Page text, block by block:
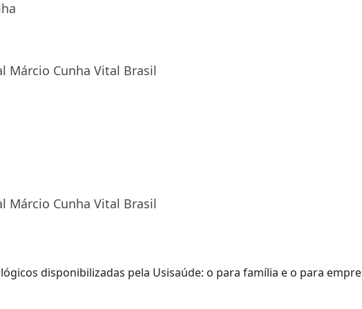
Márcio Cunha Vital Brasil
Márcio Cunha Vital Brasil
disponibilizadas pela Usisaúde: o para família e o para